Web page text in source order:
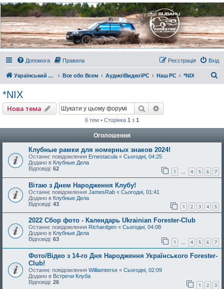
Украинский Форестер
Клуб
Всеукраинский клуб владельцев Subaru Forester. Клубные покатушки на природе и
еженедельные встречи, скидки от партнеров и просто много общения с друзьями.
Присоединяйтесь. Think. Feel. Drive.
Допомога
Правила Вхід
Реєстрація
Український Форестер Клуб Все обо Всем Аудио\Видео\РС Наш РС *NIX
*NIX
Нова тема Пошук
6 тем • Сторінка 1 з 1
Оголошення
Клубные рамки для номерных знаков 2024!
Останнє повідомлення Ernestacula « Сьогодні, 04:25
Додано в Клубные Дела
Відповіді: 62 1 … 4 5 6 7
Вітаю з Днем Народження Клубу!
Останнє повідомлення JamesRab « Сьогодні, 01:41
Додано в Клубные Дела
Відповіді: 43 1 2 3 4 5
2022 Сбор фото - Календарь Ukrainian Forester-Club
Останнє повідомлення Richardgen « Сьогодні, 04:08
Додано в Клубные Дела
Відповіді: 63 1 … 4 5 6 7
Фото/Відео з 14-го Дня Народження Українського Forester-
Club!
Останнє повідомлення Williamterse « Сьогодні, 02:09
Додано в Встречи Клуба
Відповіді: 26 1 2 3